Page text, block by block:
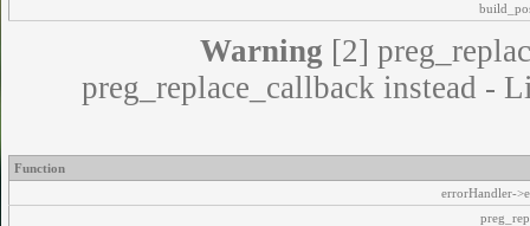
Warning [2]
preg_replace_callback instead -
Function
errorHandler-